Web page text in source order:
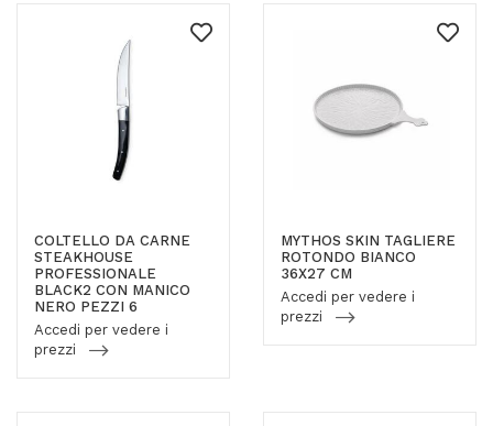
COLTELLO DA CARNE
STEAKHOUSE
PROFESSIONALE
BLACK2 CON MANICO
NERO PEZZI 6
Accedi per vedere i
prezzi
MYTHOS SKIN TAGLIERE
ROTONDO BIANCO
36X27 CM
Accedi per vedere i
prezzi